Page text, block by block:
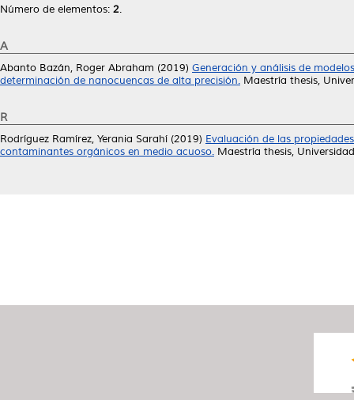
Número de elementos: 2.
A
Abanto Bazán, Roger Abraham (2019) Generación y análisis de
determinación de nanocuencas de alta precisión. Maestría thesis,
R
Rodríguez Ramírez, Yerania Sarahí (2019) Evaluación de las
contaminantes orgánicos en medio acuoso. Maestría thesis,